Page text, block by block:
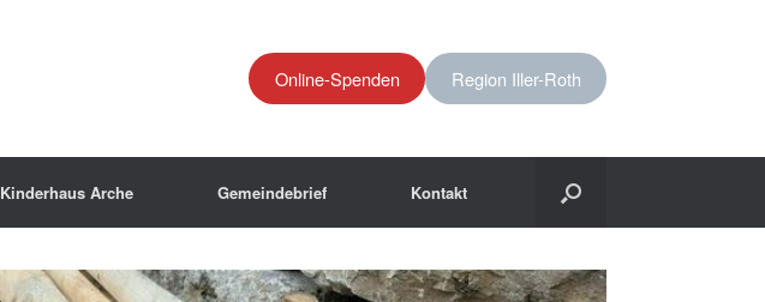
Online-Spenden Region Iller-Roth
Kinderhaus Arche Gemeindebrief Kontakt